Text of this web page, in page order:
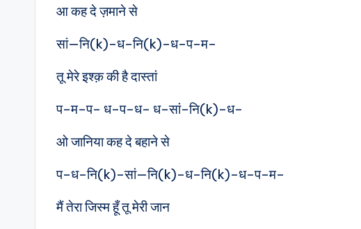
आ कह दे ज़माने से
सां—नि(k)–ध–नि(k)–ध–प–म–
तू मेरे इश्क़ की है दास्तां
प–म–प– ध–प–ध– ध–सां–नि(k)–ध–
ओ जानिया कह दे बहाने से
प–ध–नि(k)–सां—नि(k)–ध–नि(k)–ध–प–म–
मैं तेरा जिस्म हूँ तू मेरी जान